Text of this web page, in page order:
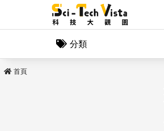
分類
首頁